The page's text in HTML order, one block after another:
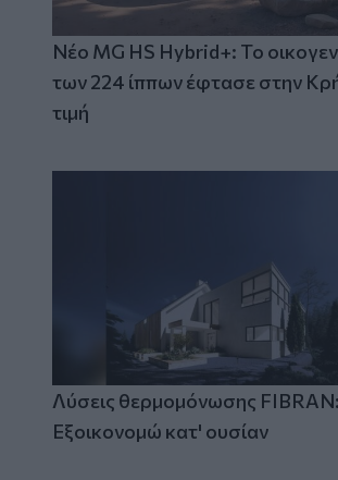
Νέο MG HS Hybrid+: Το
των 224 ίππων έφτασε στην
τιμή
Λύσεις θερμομόνωσης FIBRAN:
Εξοικονομώ κατ' ουσίαν